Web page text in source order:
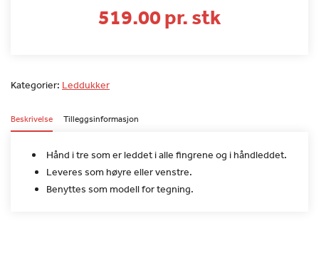
519.00 pr. stk
Kategorier: Leddukker
Beskrivelse Tilleggsinformasjon
Hånd i tre som er leddet i alle fingrene og i håndleddet.
Leveres som høyre eller venstre.
Benyttes som modell for tegning.